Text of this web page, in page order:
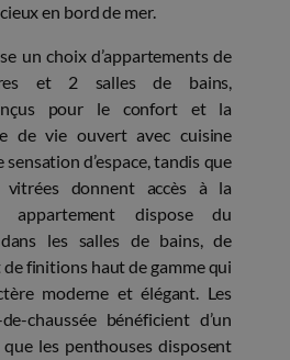
en bord de mer.
un choix d’appartements de
et 2 salles de bains,
pour le confort et la
de vie ouvert avec cuisine
d’espace, tandis que
vitrées donnent accès à la
appartement dispose du
les salles de bains, de
finitions haut de gamme qui
moderne et élégant. Les
chaussée bénéficient d’un
les penthouses disposent